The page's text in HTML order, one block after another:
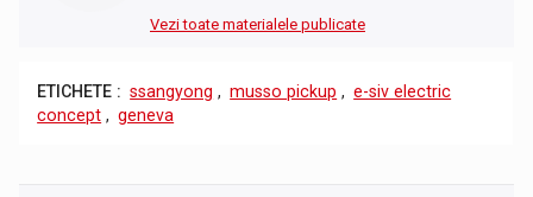
Vezi toate materialele publicate
ETICHETE : ssangyong , musso pickup , e-siv electric
concept , geneva